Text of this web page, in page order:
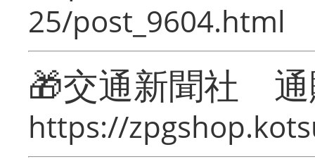
25/post_9604.html
🎁交通新聞社
https://